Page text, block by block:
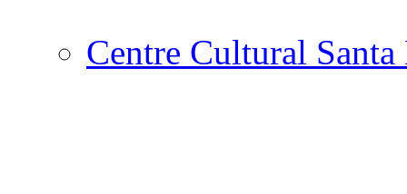
Centre Cultural